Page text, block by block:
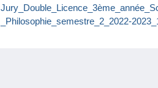
_Philosophie_semestre_2_2022-